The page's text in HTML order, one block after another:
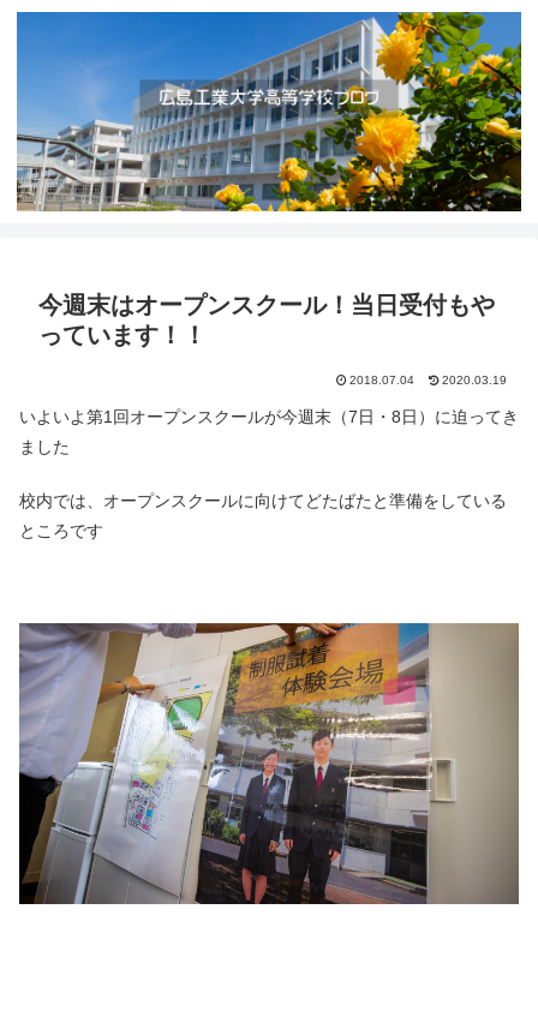
今週末はオープンスクール！当日受付もや
っています！！
2018.07.04 2020.03.19
いよいよ第1回オープンスクールが今週末（7日・8日）に迫ってき
ました
校内では、オープンスクールに向けてどたばたと準備をしている
ところです